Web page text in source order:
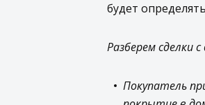
будет
Разберем сделки
Покупатель